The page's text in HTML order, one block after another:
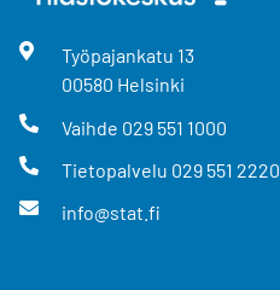
Työpajankatu 13
00580 Helsinki
Vaihde 029 551 1000
Tietopalvelu 029 551 2220
info@stat.fi